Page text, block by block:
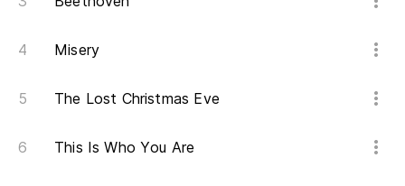
Misery
The Lost Christmas Eve
This Is Who You Are